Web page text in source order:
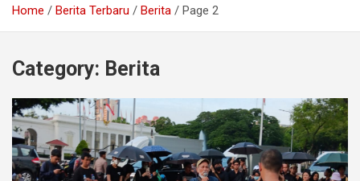
Home Berita Terbaru Berita Page 2
Category: Berita